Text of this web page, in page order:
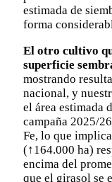
estimada de
forma
El otro cultivo
superficie
mostrando
nacional, y
el área estimada
campaña 2025/
Fe, lo que
(↑164.000 ha)
encima del
que el girasol se